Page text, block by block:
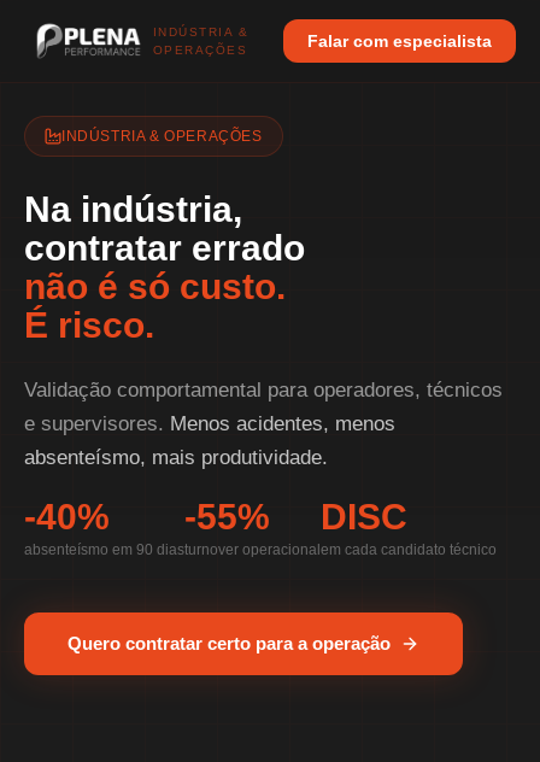
INDÚSTRIA &
OPERAÇÕES
Falar com especialista
INDÚSTRIA & OPERAÇÕES
Na indústria,
contratar errado
não é só custo.
É risco.
Validação comportamental para operadores, técnicos
e supervisores. Menos acidentes, menos
absenteísmo, mais produtividade.
-40%
absenteísmo em 90 dias
-55%
turnover operacional
DISC
em cada candidato técnico
Quero contratar certo para a operação